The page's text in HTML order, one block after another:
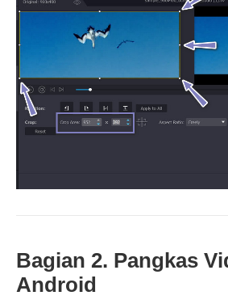
Bagian 2. Pangkas
Android